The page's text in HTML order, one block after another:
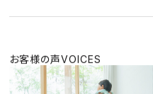
お客様の声VOICES